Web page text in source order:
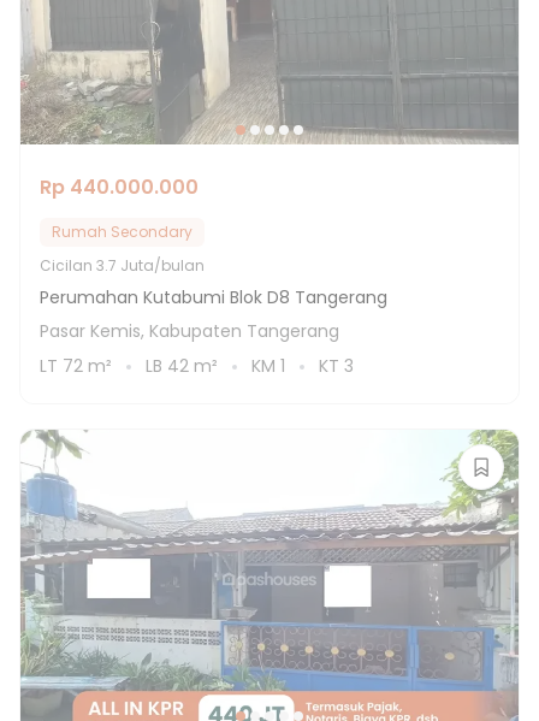
Rp 440.000.000
Rumah Secondary
Cicilan 3.7 Juta/bulan
Perumahan Kutabumi Blok D8 Tangerang
Pasar Kemis, Kabupaten Tangerang
LT 72 m² LB 42 m² KM 1 KT 3